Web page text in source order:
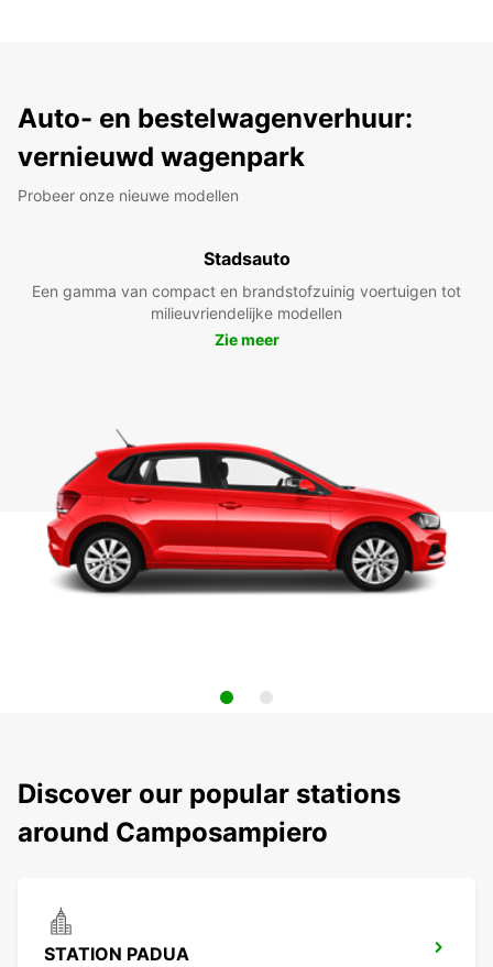
Auto- en bestelwagenverhuur:
vernieuwd wagenpark
Probeer onze nieuwe modellen
Stadsauto
Een gamma van compact en brandstofzuinig voertuigen tot
milieuvriendelijke modellen
Zie meer
Discover our popular stations
around Camposampiero
STATION PADUA